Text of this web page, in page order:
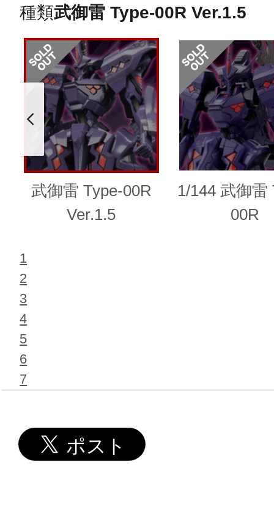
種類武御雷 Type-00R Ver.1.5
武御雷 Type-00R
Ver.1.5
1/144 武御雷
00R
1
2
3
4
5
6
7